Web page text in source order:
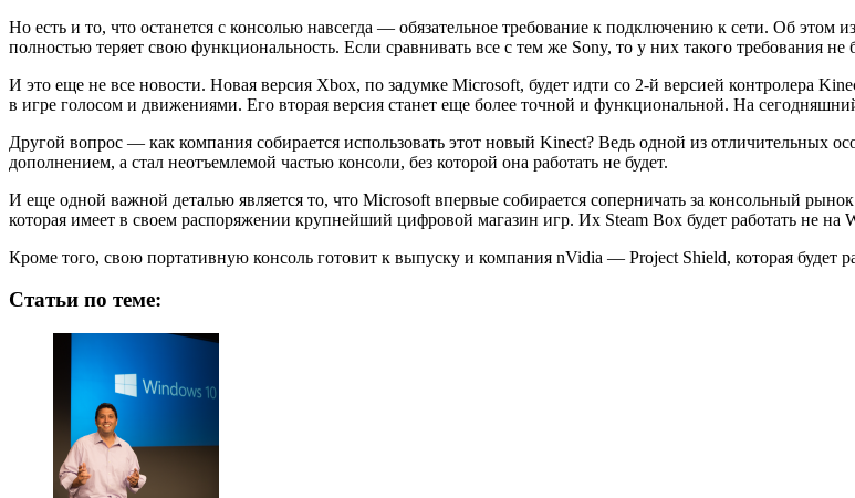
Но есть и то, что останется с консолью навсегда — обязательное требование к подключению к сети. Об этом
полностью теряет свою функциональность. Если сравнивать все с тем же Sony, то у них такого требования не
И это еще не все новости. Новая версия Xbox, по задумке Microsoft, будет идти со 2-й версией контролера
в игре голосом и движениями. Его вторая версия станет еще более точной и функциональной. На
Другой вопрос — как компания собирается использовать этот новый Kinect? Ведь одной из отличительных
дополнением, а стал неотъемлемой частью консоли, без которой она работать не будет.
И еще одной важной деталью является то, что Microsoft впервые собирается соперничать за консольный
которая имеет в своем распоряжении крупнейший цифровой магазин игр. Их Steam Box будет работать не
Кроме того, свою портативную консоль готовит к выпуску и компания nVidia — Project Shield, которая будет
Статьи по теме: